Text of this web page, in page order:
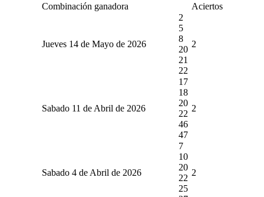
Combinación ganadora Aciertos
Jueves 14 de Mayo de 2026
2
5
8
20
21
22
2
Sabado 11 de Abril de 2026
17
18
20
22
46
47
2
Sabado 4 de Abril de 2026
7
10
20
22
25
2